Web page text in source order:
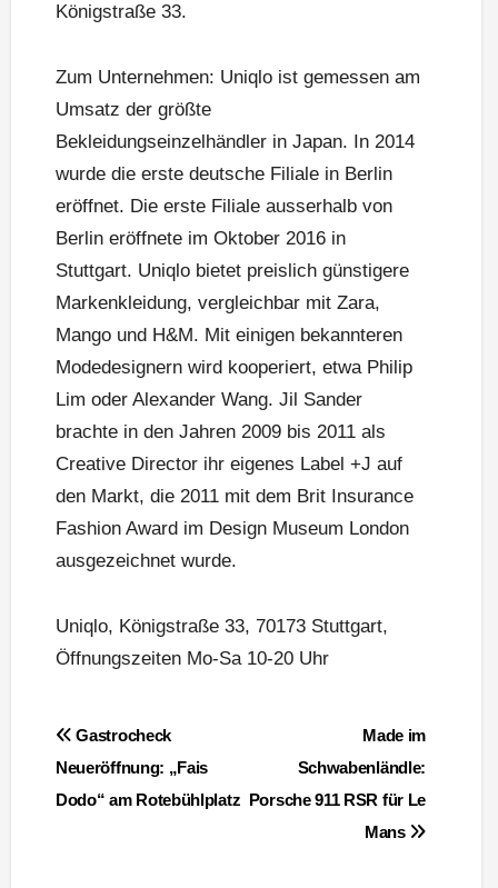
Königstraße 33.
Zum Unternehmen: Uniqlo ist gemessen am
Umsatz der größte
Bekleidungseinzelhändler in Japan. In 2014
wurde die erste deutsche Filiale in Berlin
eröffnet. Die erste Filiale ausserhalb von
Berlin eröffnete im Oktober 2016 in
Stuttgart. Uniqlo bietet preislich günstigere
Markenkleidung, vergleichbar mit Zara,
Mango und H&M. Mit einigen bekannteren
Modedesignern wird kooperiert, etwa Philip
Lim oder Alexander Wang. Jil Sander
brachte in den Jahren 2009 bis 2011 als
Creative Director ihr eigenes Label +J auf
den Markt, die 2011 mit dem Brit Insurance
Fashion Award im Design Museum London
ausgezeichnet wurde.
Uniqlo, Königstraße 33, 70173 Stuttgart,
Öffnungszeiten Mo-Sa 10-20 Uhr
Beitragsnavigation
Made im
Schwabenländle:
Porsche 911 RSR für Le
Mans
Gastrocheck
Neueröffnung: „Fais
Dodo“ am Rotebühlplatz